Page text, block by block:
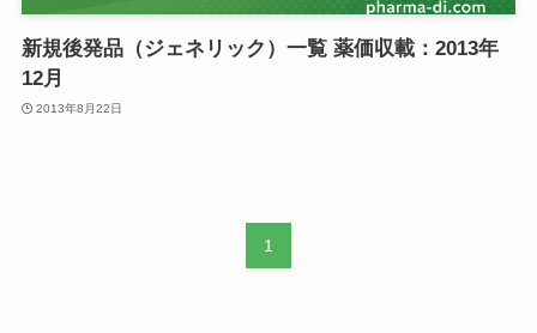
新規後発品（ジェネリック）一覧 薬価収載：2013年
12月
2013年8月22日
1